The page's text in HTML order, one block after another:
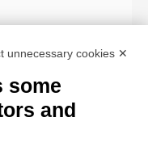
unnecessary cookies ✕
some
and